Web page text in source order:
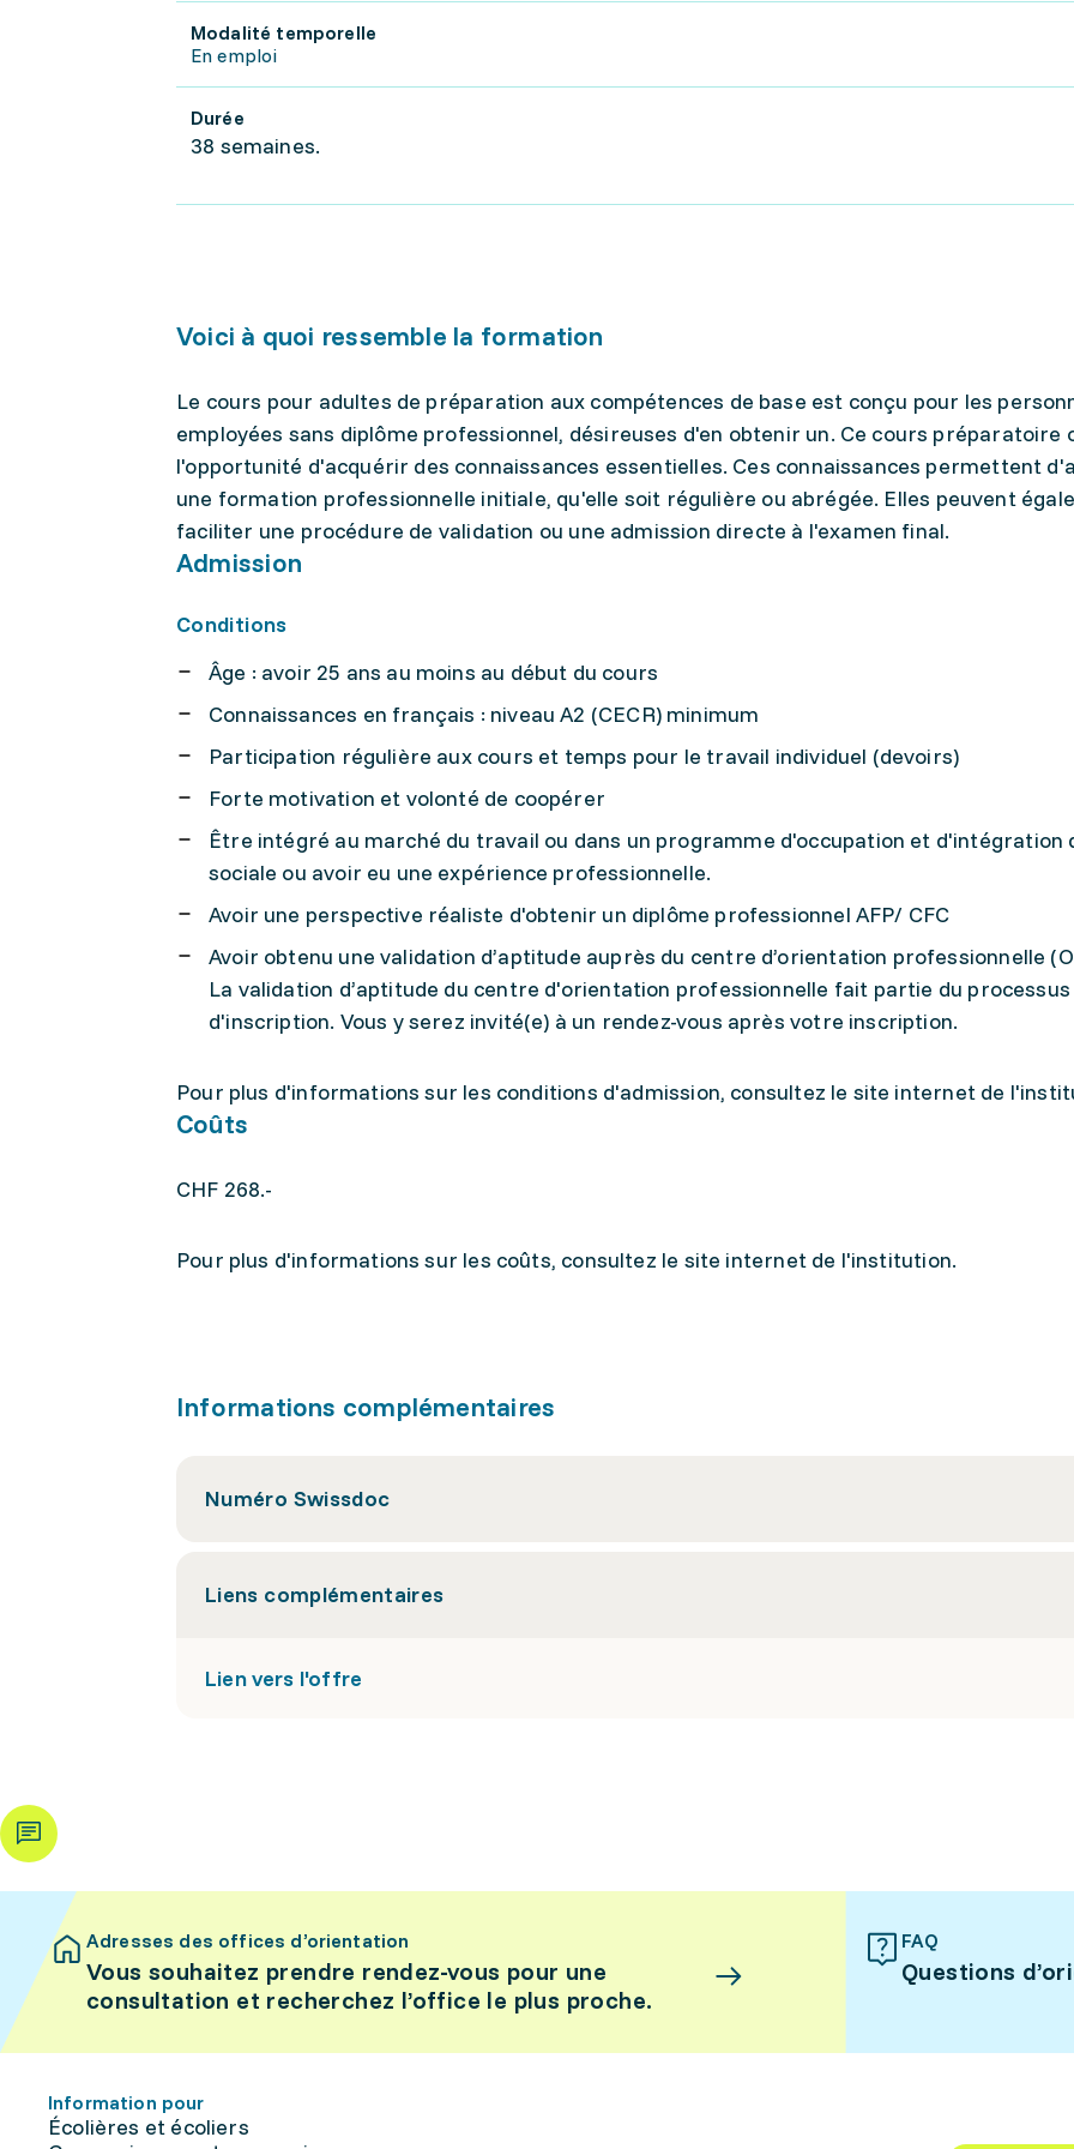
Modalité temporelle
En emploi
Durée
38 semaines.
Voici à quoi ressemble la formation
Le cours pour adultes de préparation aux compétences de base est conçu pour les
employées sans diplôme professionnel, désireuses d'en obtenir un. Ce cours préparatoire
l'opportunité d'acquérir des connaissances essentielles. Ces connaissances permettent
une formation professionnelle initiale, qu'elle soit régulière ou abrégée. Elles peuvent
faciliter une procédure de validation ou une admission directe à l'examen final.
Admission
Conditions
Âge : avoir 25 ans au moins au début du cours
Connaissances en français : niveau A2 (CECR) minimum
Participation régulière aux cours et temps pour le travail individuel (devoirs)
Forte motivation et volonté de coopérer
Être intégré au marché du travail ou dans un programme d'occupation et d'intégration
sociale ou avoir eu une expérience professionnelle.
Avoir une perspective réaliste d'obtenir un diplôme professionnel AFP/ CFC
Avoir obtenu une validation d’aptitude auprès du centre d’orientation professionnelle
La validation d’aptitude du centre d'orientation professionnelle fait partie du processus
d'inscription. Vous y serez invité(e) à un rendez-vous après votre inscription.
Pour plus d'informations sur les conditions d'admission, consultez le site internet de
Coûts
CHF 268.-
Pour plus d'informations sur les coûts, consultez le site internet de l'institution.
Informations complémentaires
Numéro Swissdoc
Liens complémentaires
Lien vers l'offre
Adresses des offices d’orientation
Vous souhaitez prendre rendez-vous pour une
consultation et recherchez l’office le plus proche.
FAQ
Questions
Information pour
Écolières et écoliers